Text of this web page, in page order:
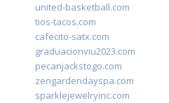
united-basketball.com
tios-tacos.com
cafecito-satx.com
graduacionviu2023.com
pecanjackstogo.com
zengardendayspa.com
sparklejewelryinc.com